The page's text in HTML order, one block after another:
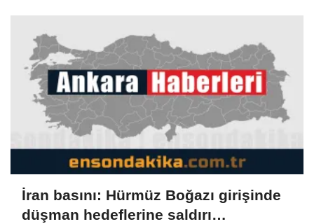
İran basını: Hürmüz Boğazı girişinde
düşman hedeflerine saldırı